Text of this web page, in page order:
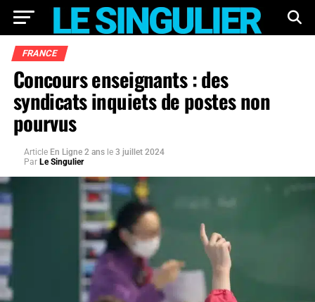
FRANCE
Concours enseignants : des
syndicats inquiets de postes non
pourvus
Article En Ligne 2 ans le 3 juillet 2024
Par Le Singulier